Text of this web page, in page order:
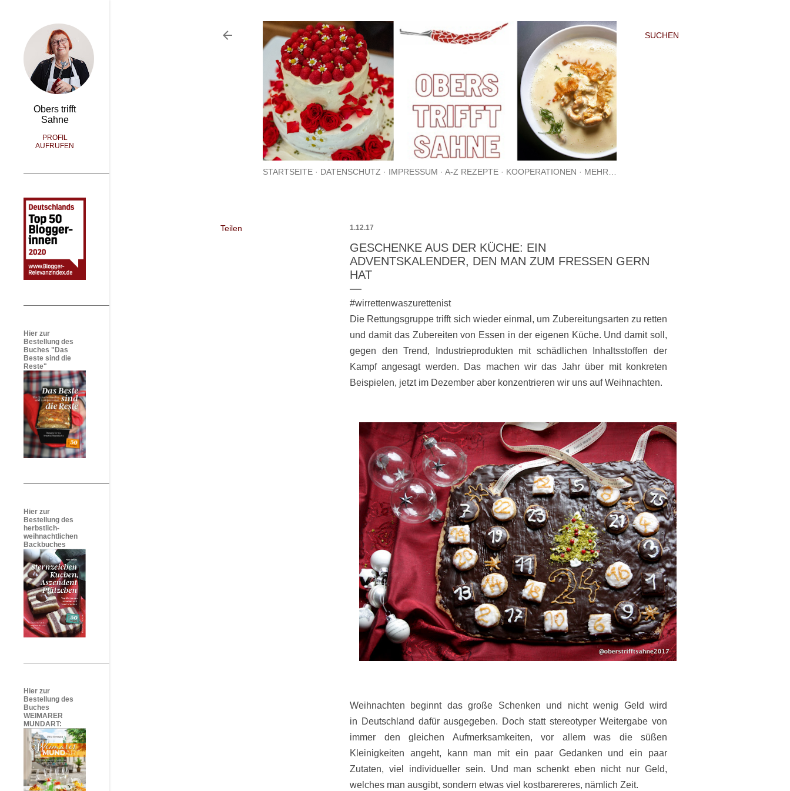
SUCHEN
STARTSEITE DATENSCHUTZ IMPRESSUM A-Z REZEPTE KOOPERATIONEN MEHR…
Teilen 1.12.17
GESCHENKE AUS DER KÜCHE: EIN
ADVENTSKALENDER, DEN MAN ZUM FRESSEN GERN
HAT
#wirrettenwaszurettenist
Die Rettungsgruppe trifft sich wieder einmal, um Zubereitungsarten zu retten
und damit das Zubereiten von Essen in der eigenen Küche. Und damit soll,
gegen den Trend, Industrieprodukten mit schädlichen Inhaltsstoffen der
Kampf angesagt werden. Das machen wir das Jahr über mit konkreten
Beispielen, jetzt im Dezember aber konzentrieren wir uns auf Weihnachten.
Weihnachten beginnt das große Schenken und nicht wenig Geld wird
in Deutschland dafür ausgegeben. Doch statt stereotyper Weitergabe von
immer den gleichen Aufmerksamkeiten, vor allem was die süßen
Kleinigkeiten angeht, kann man mit ein paar Gedanken und ein paar
Zutaten, viel individueller sein. Und man schenkt eben nicht nur Geld,
welches man ausgibt, sondern etwas viel kostbarereres, nämlich Zeit.
Obers trifft
Sahne
PROFIL
AUFRUFEN
Hier zur
Bestellung des
Buches "Das
Beste sind die
Reste"
Hier zur
Bestellung des
herbstlich-
weihnachtlichen
Backbuches
Hier zur
Bestellung des
Buches
WEIMARER
MUNDART: